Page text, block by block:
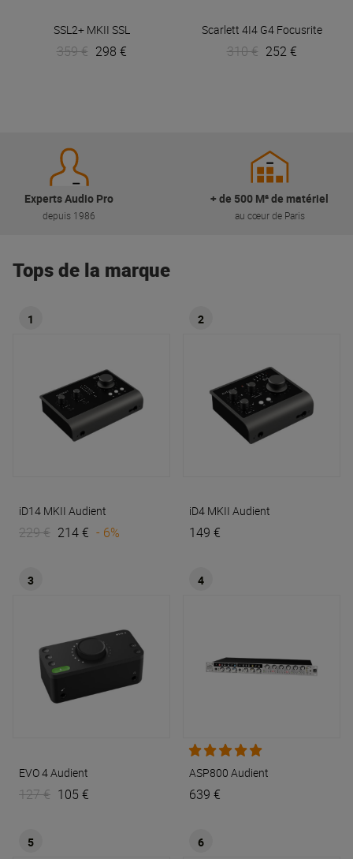
SSL2+ MKII SSL
359 € 298 €
Scarlett 4I4 G4 Focusrite
310 € 252 €
Experts Audio Pro
depuis 1986
+ de 500 M² de matériel
au cœur de Paris
Tops de la marque
1
iD14 MKII Audient
229 € 214 € - 6%
2
iD4 MKII Audient
149 €
3
EVO 4Audient
127 € 105 €
4
ASP800 Audient
639 €
5 6